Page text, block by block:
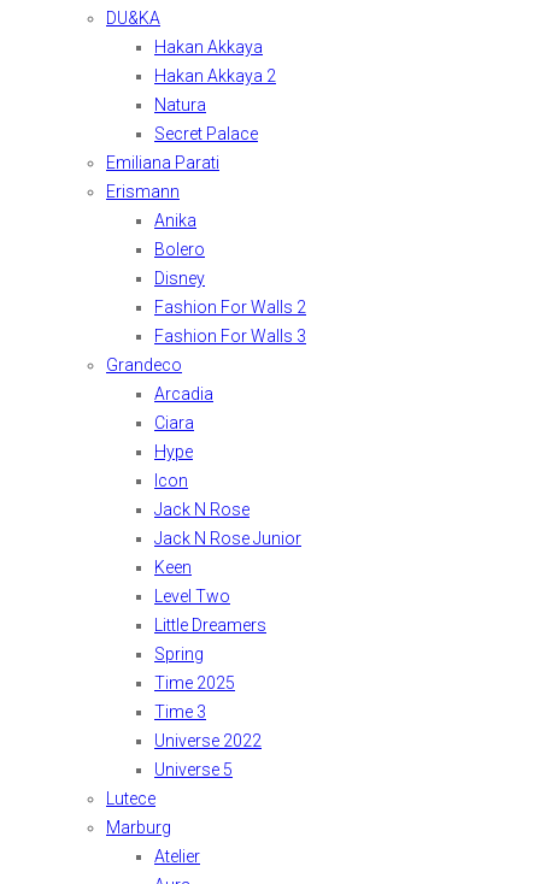
DU&KA
Hakan Akkaya
Hakan Akkaya 2
Natura
Secret Palace
Emiliana Parati
Erismann
Anika
Bolero
Disney
Fashion For Walls 2
Fashion For Walls 3
Grandeco
Arcadia
Ciara
Hype
Icon
Jack N Rose
Jack N Rose Junior
Keen
Level Two
Little Dreamers
Spring
Time 2025
Time 3
Universe 2022
Universe 5
Lutece
Marburg
Atelier